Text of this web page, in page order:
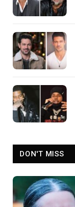
DON'T MISS